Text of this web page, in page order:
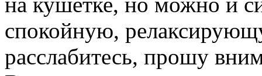
спокойную,
расслабитесь, прошу